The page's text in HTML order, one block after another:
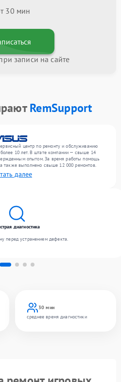
30 мин
записи на сайте
RemSupport
центр по ремонту и обслуживанию
10 лет. В штате компании — свыше 14
опытом. За время работы помощь
также выполнено свыше 12 000 ремонтов.
свыше 300 единиц техники, включая , , . Мы
сложности и поддерживаем высокий стандарт
далее
30 мин
среднее время диагностики
диагностика
перед устранением дефекта.